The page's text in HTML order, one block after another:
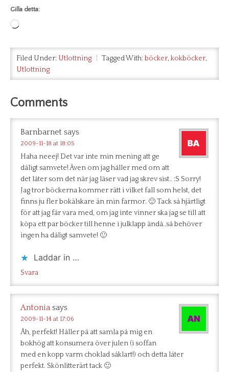
Gilla detta:
Laddar
…
Filed Under: Utlottning Tagged With:böcker, kokböcker,
Utlottning
Comments
Barnbarnet says
2009-11-18 at 18:05
Haha neeej! Det var inte min mening att ge
dåligt samvete! Även om jag håller med om att
det låter som det när jag läser vad jag skrev sist.. :S Sorry!
Jag tror böckerna kommer rätt i vilket fall som helst, det
finns ju fler bokälskare än min farmor. 🙂 Tack så hjärtligt
för att jag får vara med, om jag inte vinner ska jag se till att
köpa ett par böcker till henne i julklapp ändå..så behöver
ingen ha dåligt samvete! 🙂
Laddar in …
Svara
Antonia says
2009-11-14 at 17:06
Åh, perfekt! Håller på att samla på mig en
bokhög att konsumera över julen (i soffan
med en kopp varm choklad såklart!) och detta låter
perfekt. Skönlitterärt tack 🙂